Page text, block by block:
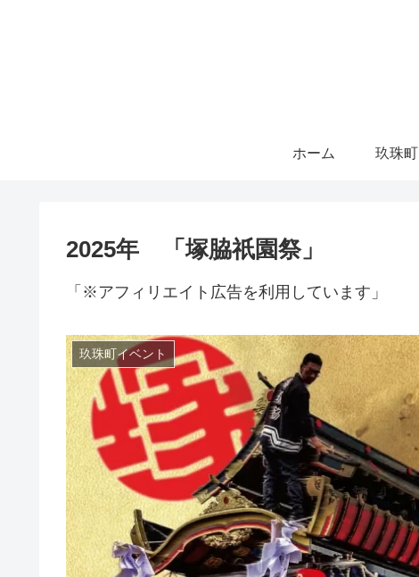
ホーム 玖珠町
2025年 「塚脇祇園祭」
「※アフィリエイト広告を利用しています」
玖珠町イベント